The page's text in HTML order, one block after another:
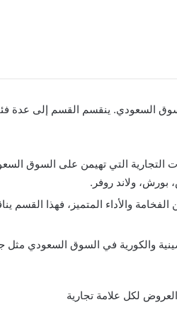
السعودي. ينقسم القسم إلى عدة
التي تهيمن على السوق
بورش، ولاند روفر.
والأداء المتميز، فهذا القسم
لكل علامة تجارية